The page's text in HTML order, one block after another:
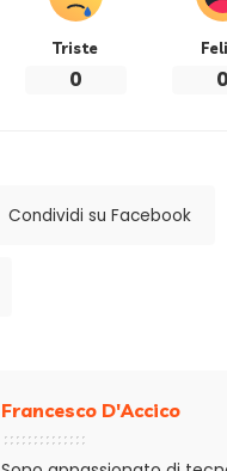
Triste
0 0
Condividi su Facebook
Francesco D'Accico